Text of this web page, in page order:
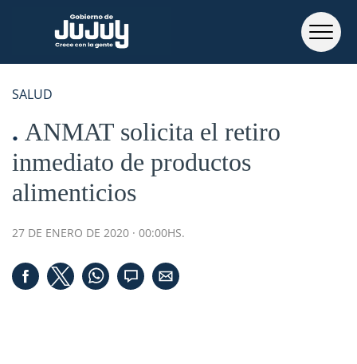
SALUD
ANMAT solicita el retiro
inmediato de productos
alimenticios
27 DE ENERO DE 2020 · 00:00HS.